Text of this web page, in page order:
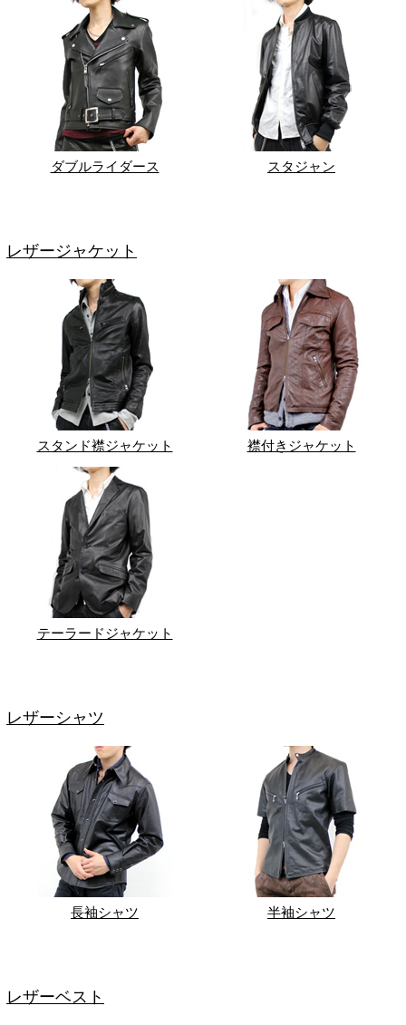
ダブルライダース スタジャン
レザージャケット
スタンド襟ジャケット 襟付きジャケット
テーラードジャケット
レザーシャツ
長袖シャツ 半袖シャツ
レザーベスト